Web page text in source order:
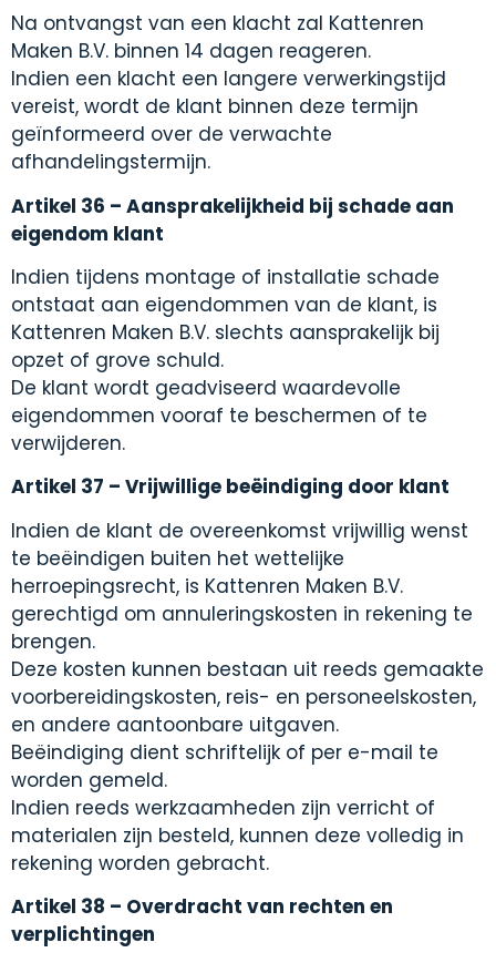
Na ontvangst van een klacht zal Kattenren
Maken B.V. binnen 14 dagen reageren.
Indien een klacht een langere verwerkingstijd
vereist, wordt de klant binnen deze termijn
geïnformeerd over de verwachte
afhandelingstermijn.
Artikel 36 – Aansprakelijkheid bij schade aan
eigendom klant
Indien tijdens montage of installatie schade
ontstaat aan eigendommen van de klant, is
Kattenren Maken B.V. slechts aansprakelijk bij
opzet of grove schuld.
De klant wordt geadviseerd waardevolle
eigendommen vooraf te beschermen of te
verwijderen.
Artikel 37 – Vrijwillige beëindiging door klant
Indien de klant de overeenkomst vrijwillig wenst
te beëindigen buiten het wettelijke
herroepingsrecht, is Kattenren Maken B.V.
gerechtigd om annuleringskosten in rekening te
brengen.
Deze kosten kunnen bestaan uit reeds gemaakte
voorbereidingskosten, reis- en personeelskosten,
en andere aantoonbare uitgaven.
Beëindiging dient schriftelijk of per e-mail te
worden gemeld.
Indien reeds werkzaamheden zijn verricht of
materialen zijn besteld, kunnen deze volledig in
rekening worden gebracht.
Artikel 38 – Overdracht van rechten en
verplichtingen